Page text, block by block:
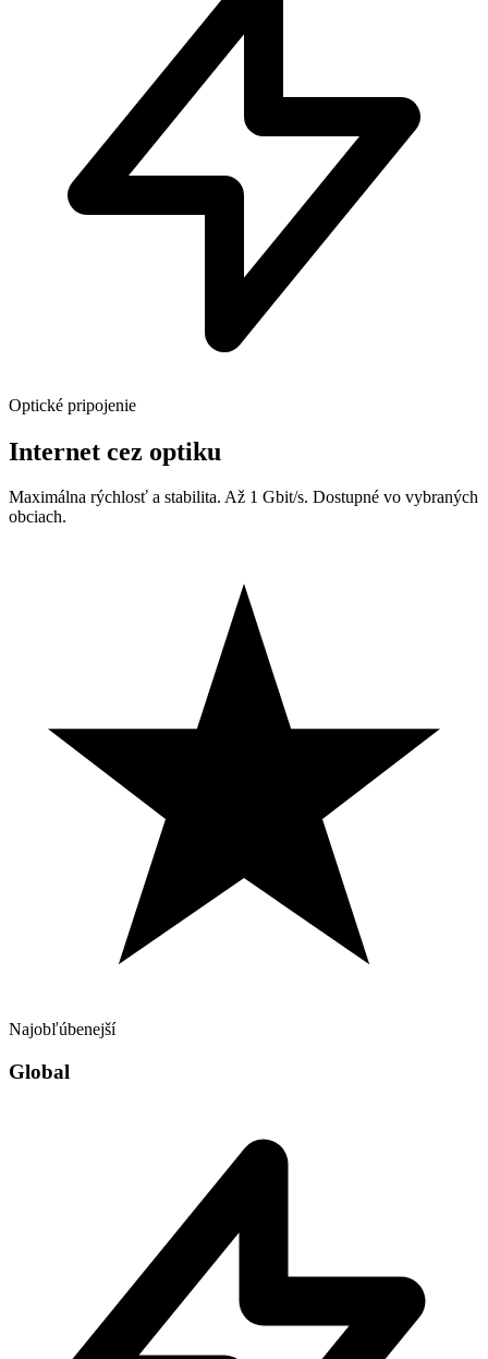
Optické pripojenie
Internet cez optiku
Maximálna rýchlosť a stabilita. Až 1 Gbit/s. Dostupné vo vybraných
obciach.
Najobľúbenejší
Global